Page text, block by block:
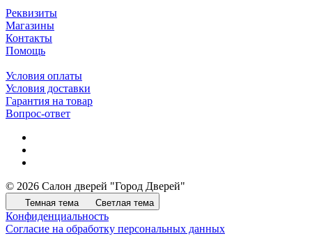
Реквизиты
Магазины
Контакты
Помощь
Условия оплаты
Условия доставки
Гарантия на товар
Вопрос-ответ
© 2026 Салон дверей "Город Дверей"
Темная тема Светлая тема
Конфиденциальность
Согласие на обработку персональных данных